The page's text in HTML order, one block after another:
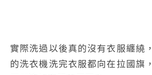
實際洗過以後真的沒有衣服纏繞
的洗衣機洗完衣服都向在拉國旗